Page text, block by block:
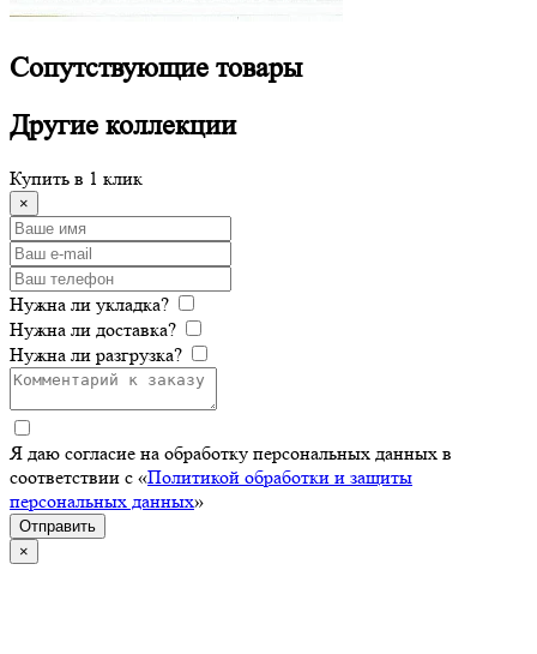
Сопутствующие товары
Другие коллекции
Купить в 1 клик
×
Нужна ли укладка?
Нужна ли доставка?
Нужна ли разгрузка?
Я даю согласие на обработку персональных данных в
соответствии с «Политикой обработки и защиты
персональных данных»
Отправить
×